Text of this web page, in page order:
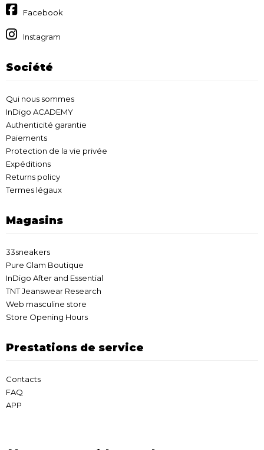
Facebook
Instagram
Société
Qui nous sommes
InDigo ACADEMY
Authenticité garantie
Paiements
Protection de la vie privée
Expéditions
Returns policy
Termes légaux
Magasins
33sneakers
Pure Glam Boutique
InDigo After and Essential
TNT Jeanswear Research
Web masculine store
Store Opening Hours
Prestations de service
Contacts
FAQ
APP